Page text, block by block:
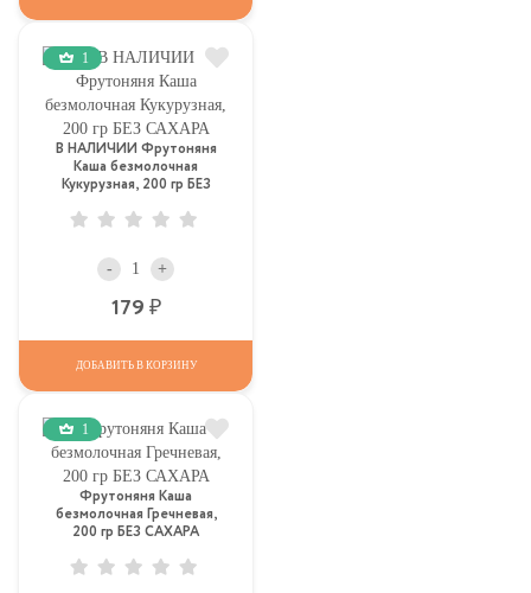
1
В НАЛИЧИИ Фрутоняня
Каша безмолочная
Кукурузная, 200 гр БЕЗ
- +
179
ДОБАВИТЬ В КОРЗИНУ
1
Фрутоняня Каша
безмолочная Гречневая,
200 гр БЕЗ САХАРА